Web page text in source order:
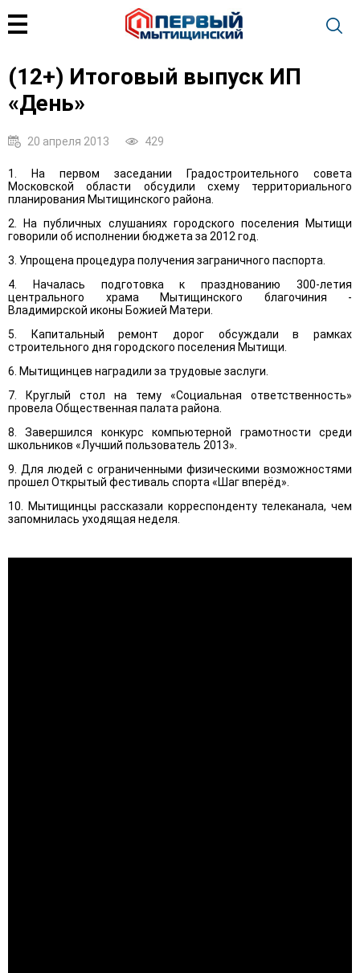
(12+) Итоговый выпуск ИП
«День»
20 апреля 2013 429
1. На первом заседании Градостроительного совета
Московской области обсудили схему территориального
планирования Мытищинского района.
2. На публичных слушаниях городского поселения Мытищи
говорили об исполнении бюджета за 2012 год.
3. Упрощена процедура получения заграничного паспорта.
4. Началась подготовка к празднованию 300-летия
центрального храма Мытищинского благочиния -
Владимирской иконы Божией Матери.
5. Капитальный ремонт дорог обсуждали в рамках
строительного дня городского поселения Мытищи.
6. Мытищинцев наградили за трудовые заслуги.
7. Круглый стол на тему «Социальная ответственность»
провела Общественная палата района.
8. Завершился конкурс компьютерной грамотности среди
школьников «Лучший пользователь 2013».
9. Для людей с ограниченными физическими возможностями
прошел Открытый фестиваль спорта «Шаг вперёд».
10. Мытищинцы рассказали корреспонденту телеканала, чем
запомнилась уходящая неделя.